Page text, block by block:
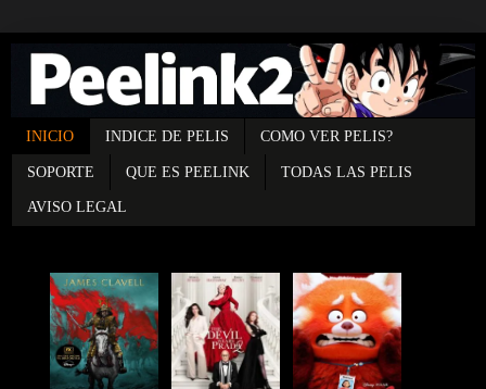
INICIO INDICE DE PELIS COMO VER PELIS?
SOPORTE QUE ES PEELINK TODAS LAS PELIS
AVISO LEGAL